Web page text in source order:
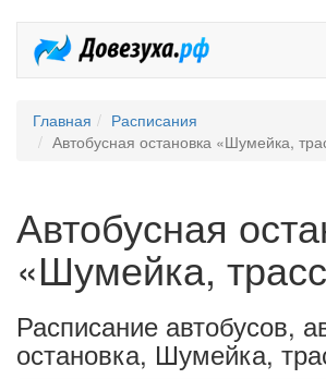
Главная
Расписания
Автобусная остановка «Шумейка,
Автобусная
«Шумейка,
Расписание автобусов,
остановка, Шумейка,